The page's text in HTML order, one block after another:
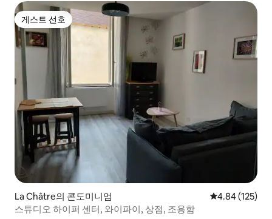
게스트 선호
게스트 선호
La Châtre의 콘도미니엄 평점 4.84점(5
4.84 (125)
스튜디오 하이퍼 센터, 와이파이, 상점, 조용함